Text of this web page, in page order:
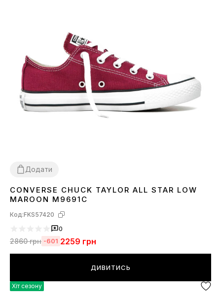
Додати
383941 4243 44
CONVERSE CHUCK TAYLOR ALL STAR LOW
MAROON M9691C
Код:FKS57420
0
2860грн -601 2259 грн
ДИВИТИСЬ
Хіт сезону